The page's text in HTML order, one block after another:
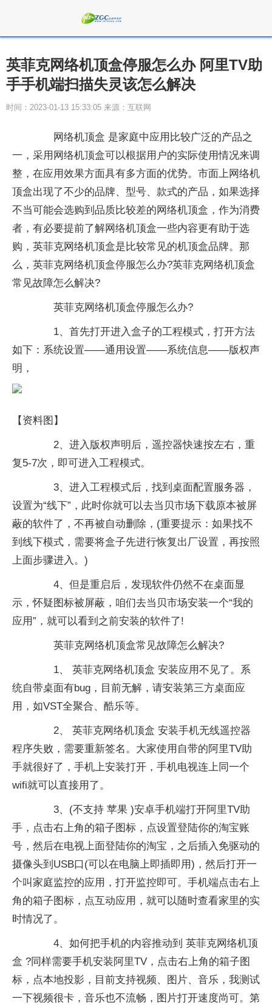
英菲克网络机顶盒停服怎么办 阿里TV助
手手机端扫描失灵该怎么解决
时间：2023-01-13 15:33:05 来源：互联网
网络机顶盒 是家庭中应用比较广泛的产品之
一，采用网络机顶盒可以根据用户的实际使用情况来调
整，在应用效果方面具有多方面的优势。市面上网络机
顶盒出现了不少的品牌、型号、款式的产品，如果选择
不当可能会选购到品质比较差的网络机顶盒，作为消费
者，有必要提前了解网络机顶盒一些内容更有助于选
购，英菲克网络机顶盒是比较常见的机顶盒品牌。那
么，英菲克网络机顶盒停服怎么办?英菲克网络机顶盒
常见故障怎么解决?
英菲克网络机顶盒停服怎么办?
1、首先打开进入盒子的工程模式，打开方法
如下：系统设置——通用设置——系统信息——版权声
明，
【资料图】
2、进入版权声明后，遥控器快速按左右，重
复5-7次，即可进入工程模式。
3、进入工程模式后，找到桌面配置服务器，
设置为“线下”，此时你就可以去当贝市场下载原本被屏
蔽的软件了，不再被自动删除，(重要提示：如果找不
到线下模式，需要将盒子先进行恢复出厂设置，再按照
上面步骤进入。)
4、但是重启后，发现软件仍然不在桌面显
示，怀疑图标被屏蔽，咱们去当贝市场安装一个“我的
应用”，就可以看到之前安装的软件了!
英菲克网络机顶盒常见故障怎么解决?
1、 英菲克网络机顶盒 安装应用不见了。系
统自带桌面有bug，目前无解，请安装第三方桌面应
用，如VST全聚合、酷乐等。
2、 英菲克网络机顶盒 安装手机无线遥控器
程序失败，需要重新签名。大家使用自带的阿里TV助
手就很好了，手机上安装打开，手机电视连上同一个
wifi就可以直接用了。
3、(不支持 苹果 )安卓手机端打开阿里TV助
手，点击右上角的箱子图标，点设置登陆你的淘宝账
号，然后在电视上面登陆你的淘宝，之后插入免驱动的
摄像头到USB口(可以在电脑上即插即用)，然后打开一
个叫家庭监控的应用，打开监控即可。手机端点击右上
角的箱子图标，点互动应用，就可以随时查看家里的实
时情况了。
4、如何把手机的内容推动到 英菲克网络机顶
盒 ?同样需要手机安装阿里TV，点击右上角的箱子图
标，点本地投影，目前支持视频、图片、音乐，我测试
一下视频很卡，音乐也不流畅，图片打开速度尚可。第